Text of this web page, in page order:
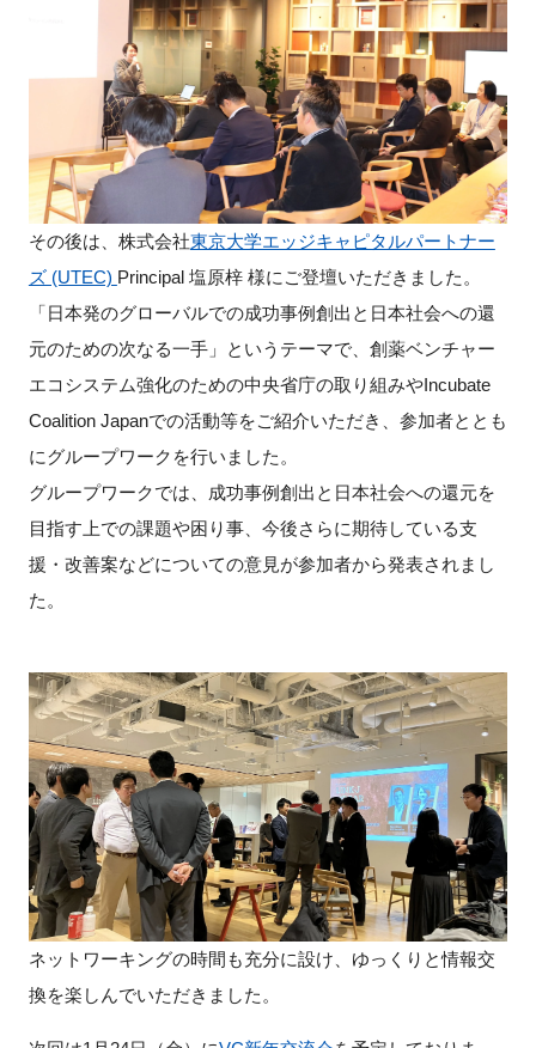
その後は、株式会社東京大学エッジキャピタルパートナー
ズ (UTEC) Principal 塩原梓 様にご登壇いただきました。
「日本発のグローバルでの成功事例創出と日本社会への還
元のための次なる一手」というテーマで、創薬ベンチャー
エコシステム強化のための中央省庁の取り組みやIncubate
Coalition Japanでの活動等をご紹介いただき、参加者ととも
にグループワークを行いました。
グループワークでは、成功事例創出と日本社会への還元を
目指す上での課題や困り事、今後さらに期待している支
援・改善案などについての意見が参加者から発表されまし
た。
ネットワーキングの時間も充分に設け、ゆっくりと情報交
換を楽しんでいただきました。